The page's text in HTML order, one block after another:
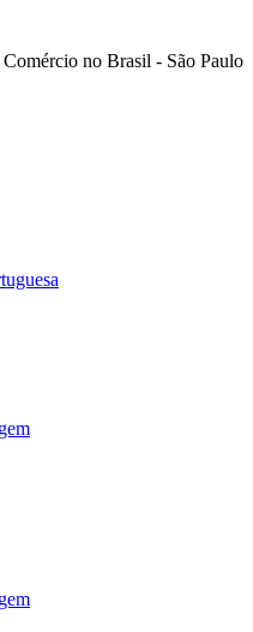
no Brasil - São Paulo